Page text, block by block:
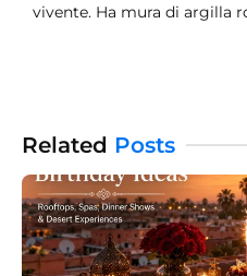
vivente. Ha mura di argilla
Related Posts